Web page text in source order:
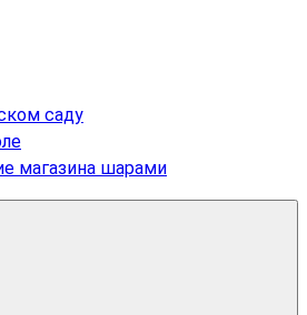
саду
магазина шарами